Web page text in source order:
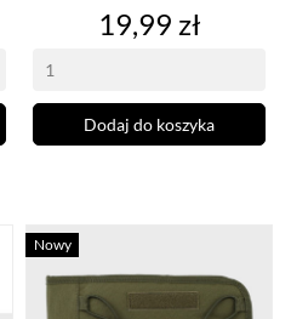
Cena
19,99 zł
Dodaj do koszyka
Nowy